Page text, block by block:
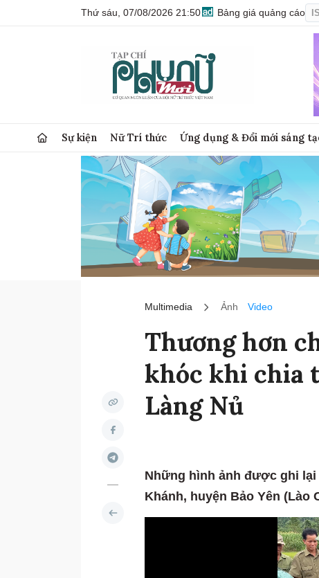
Thứ sáu, 07/08/2026 21:50 Bảng giá quảng cáo
Sự kiện Nữ Trí thức Ứng dụng & Đổi mới sáng
Multimedia Ảnh Video
Thương hơn
khóc khi chia
Làng Nủ
Những hình ảnh được ghi lại
Khánh, huyện Bảo Yên (Lào